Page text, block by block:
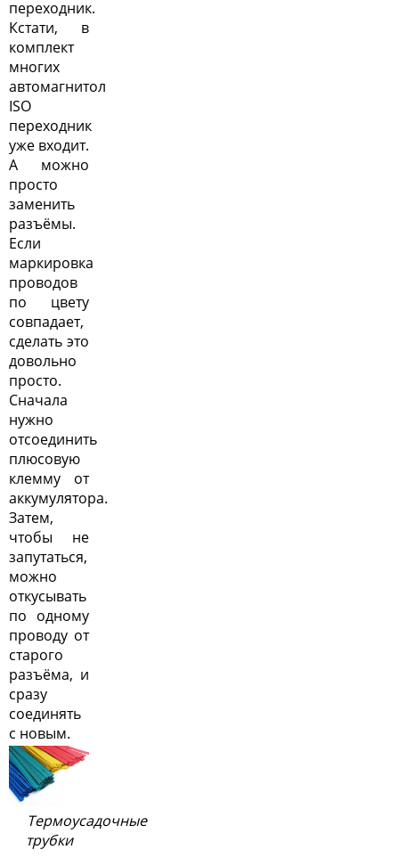
переходник.
Кстати, в
комплект
многих
автомагнитол
ISO
переходник
уже входит.
А можно
просто
заменить
разъёмы.
Если
маркировка
проводов
по цвету
совпадает,
сделать это
довольно
просто.
Сначала
нужно
отсоединить
плюсовую
клемму от
аккумулятора.
Затем,
чтобы не
запутаться,
можно
откусывать
по одному
проводу от
старого
разъёма, и
сразу
соединять
с новым.
Термоусадочные
трубки